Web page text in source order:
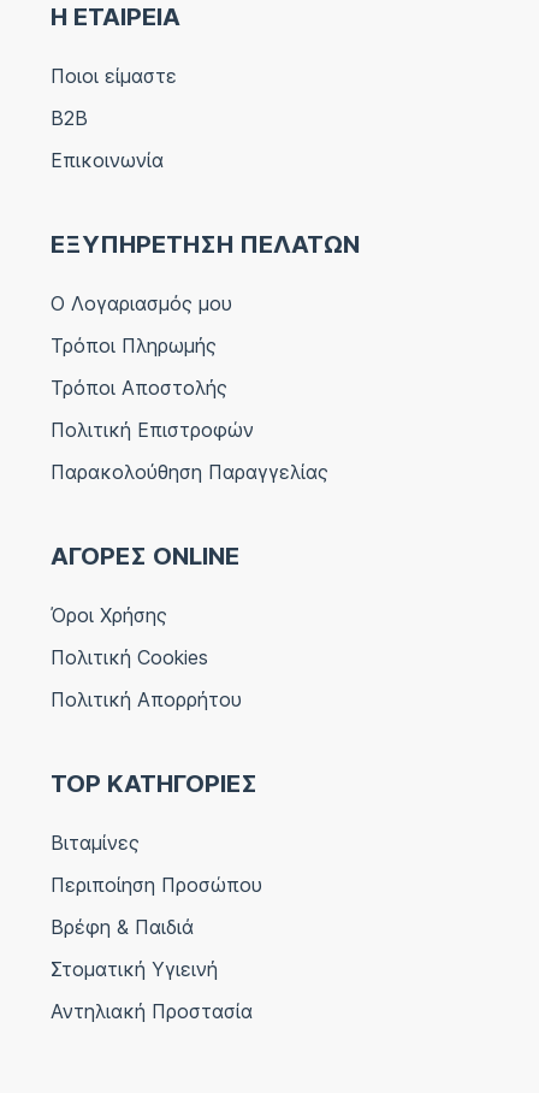
Η ΕΤΑΙΡΕΙΑ
Ποιοι είμαστε
B2B
Επικοινωνία
ΕΞΥΠΗΡΕΤΗΣΗ ΠΕΛΑΤΩΝ
Ο Λογαριασμός μου
Τρόποι Πληρωμής
Τρόποι Αποστολής
Πολιτική Επιστροφών
Παρακολούθηση Παραγγελίας
ΑΓΟΡΕΣ ONLINE
Όροι Χρήσης
Πολιτική Cookies
Πολιτική Απορρήτου
TOP ΚΑΤΗΓΟΡΙΕΣ
Βιταμίνες
Περιποίηση Προσώπου
Βρέφη & Παιδιά
Στοματική Υγιεινή
Αντηλιακή Προστασία